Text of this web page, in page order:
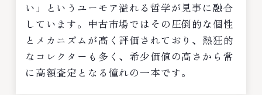
い」というユーモア溢れる哲学が見事に融合
しています。中古市場ではその圧倒的な個性
とメカニズムが高く評価されており、熱狂的
なコレクターも多く、希少価値の高さから常
に高額査定となる憧れの一本です。